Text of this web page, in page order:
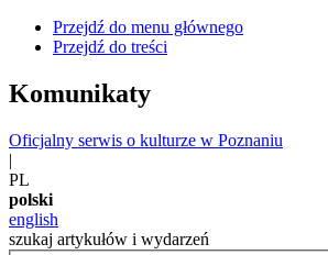
Przejdź do menu głównego
Przejdź do treści
Komunikaty
Oficjalny serwis o kulturze w Poznaniu
|
PL
polski
english
szukaj artykułów i wydarzeń